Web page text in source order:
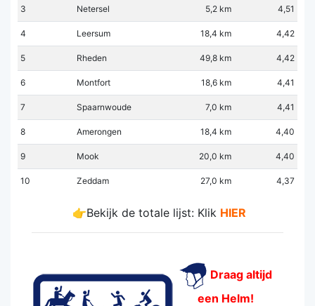
3 Netersel 5,2 km 4,51
4 Leersum 18,4 km 4,42
5 Rheden 49,8 km 4,42
6 Montfort 18,6 km 4,41
7 Spaarnwoude 7,0 km 4,41
8 Amerongen 18,4 km 4,40
9 Mook 20,0 km 4,40
10 Zeddam 27,0 km 4,37
👉Bekijk de totale lijst: Klik HIER
Draag altijd
een Helm!